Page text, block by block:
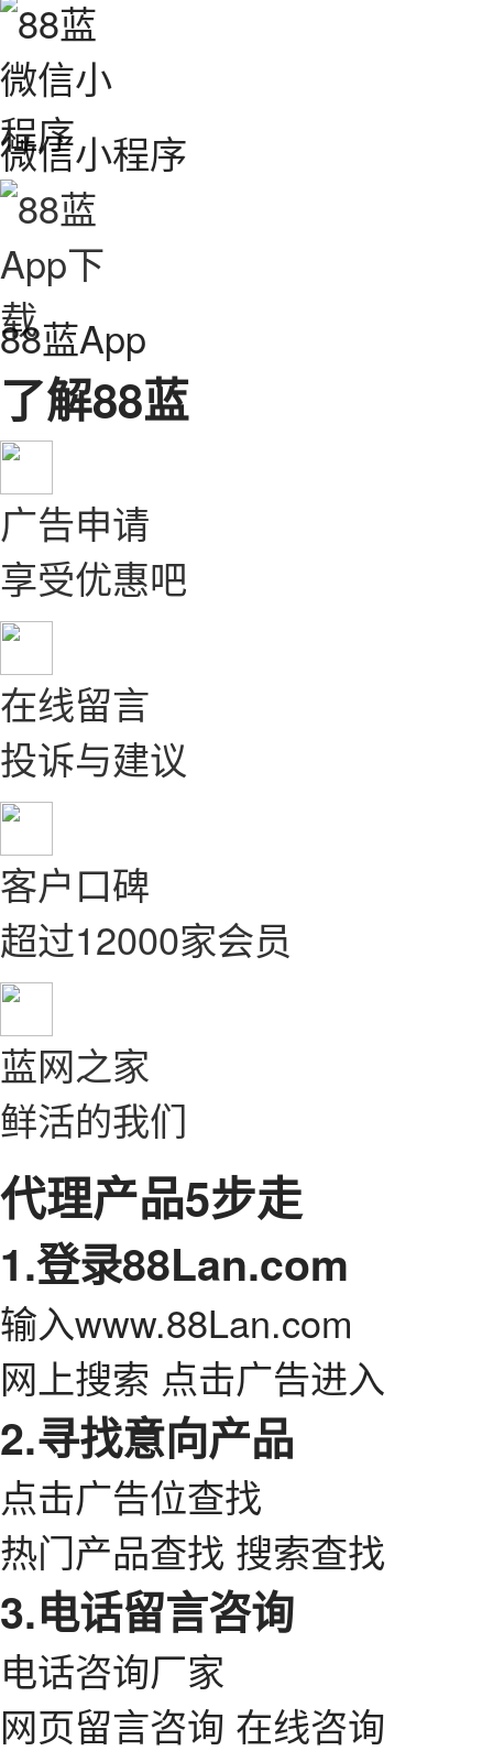
微信小程序
88蓝App
了解88蓝
广告申请
享受优惠吧
在线留言
投诉与建议
客户口碑
超过12000家会员
蓝网之家
鲜活的我们
代理产品5步走
1.登录88Lan.com
输入www.88Lan.com
网上搜索 点击广告进入
2.寻找意向产品
点击广告位查找
热门产品查找 搜索查找
3.电话留言咨询
电话咨询厂家
网页留言咨询 在线咨询